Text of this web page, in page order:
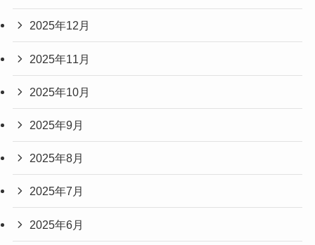
2025年12月
2025年11月
2025年10月
2025年9月
2025年8月
2025年7月
2025年6月